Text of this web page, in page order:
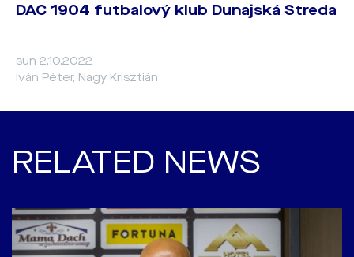
DAC 1904 futbalový klub Dunajská Streda
sun 2.10.2022
Iván Péter, Nagy Krisztián
RELATED NEWS